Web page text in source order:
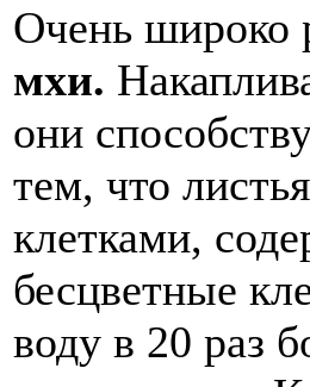
Очень широко
мхи.
они
тем, что
клетками,
бесцветные
воду в 20 раз